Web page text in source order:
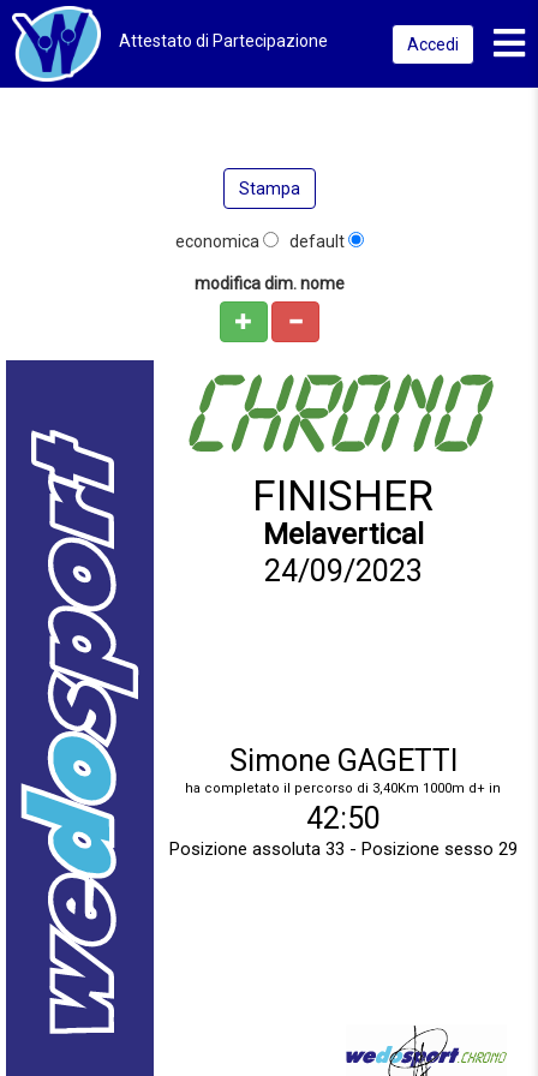
Attestato di Partecipazione Accedi
Stampa
economica default
modifica dim. nome
FINISHER
Melavertical
Simone GAGETTI
ha completato il percorso di 3,40Km 1000m d+ in
Posizione assoluta 33 - Posizione sesso 29
42:50
24/09/2023